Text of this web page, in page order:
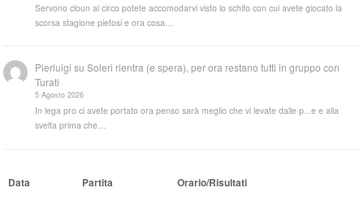
Servono cloun al circo potete accomodarvi visto lo schifo con cui avete giocato la
scorsa stagione pietosi e ora cosa…
Pierluigi suSoleri rientra (e spera), per ora restano tutti in gruppo con
Turati
5 Agosto 2026
In lega pro ci avete portato ora penso sarà meglio che vi levate dalle p...e e alla
svelta prima che…
Data Partita Orario/Risultati